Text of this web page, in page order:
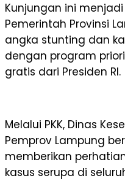
Kunjungan ini
Pemerintah Provinsi
angka stunting dan
dengan program
gratis dari Presiden RI.
Melalui PKK, Dinas
Pemprov Lampung
memberikan
kasus serupa di